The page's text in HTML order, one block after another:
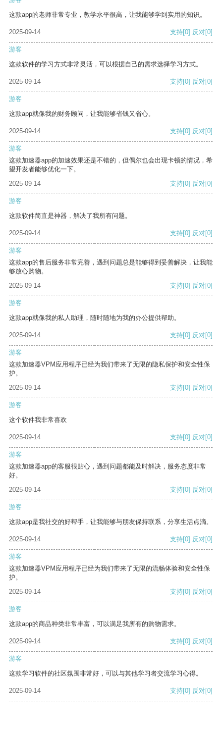
这款app的老师非常专业，教学水平很高，让我能够学到实用的知识。
2025-09-14 支持[0] 反对[0]
游客
这款软件的学习方式非常灵活，可以根据自己的需求选择学习方式。
2025-09-14 支持[0] 反对[0]
游客
这款app就像我的财务顾问，让我能够省钱又省心。
2025-09-14 支持[0] 反对[0]
游客
这款加速器app的加速效果还是不错的，但偶尔也会出现卡顿的情况，希
望开发者能够优化一下。
2025-09-14
支持[0] 反对[0]
游客
这款软件简直是神器，解决了我所有问题。
2025-09-14 支持[0] 反对[0]
游客
这款app的售后服务非常完善，遇到问题总是能够得到妥善解决，让我能
够放心购物。
2025-09-14
支持[0] 反对[0]
游客
这款app就像我的私人助理，随时随地为我的办公提供帮助。
2025-09-14 支持[0] 反对[0]
游客
这款加速器VPM应用程序已经为我们带来了无限的隐私保护和安全性保
护。
2025-09-14
支持[0] 反对[0]
游客
这个软件我非常喜欢
2025-09-14 支持[0] 反对[0]
游客
这款加速器app的客服很贴心，遇到问题都能及时解决，服务态度非常
好。
2025-09-14
支持[0] 反对[0]
游客
这款app是我社交的好帮手，让我能够与朋友保持联系，分享生活点滴。
2025-09-14 支持[0] 反对[0]
游客
这款加速器VPM应用程序已经为我们带来了无限的流畅体验和安全性保
护。
2025-09-14
支持[0] 反对[0]
游客
这款app的商品种类非常丰富，可以满足我所有的购物需求。
2025-09-14 支持[0] 反对[0]
游客
这款学习软件的社区氛围非常好，可以与其他学习者交流学习心得。
2025-09-14 支持[0] 反对[0]